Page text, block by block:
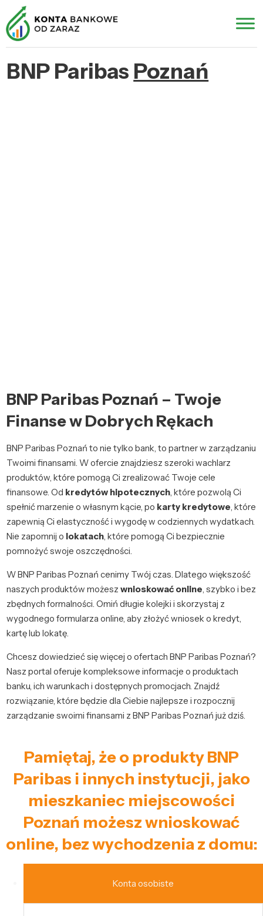
BNP Paribas Poznań
BNP Paribas Poznań – Twoje
Finanse w Dobrych Rękach
BNP Paribas Poznań to nie tylko bank, to partner w zarządzaniu
Twoimi finansami. W ofercie znajdziesz szeroki wachlarz
produktów, które pomogą Ci zrealizować Twoje cele
finansowe. Od kredytów hipotecznych, które pozwolą Ci
spełnić marzenie o własnym kącie, po karty kredytowe, które
zapewnią Ci elastyczność i wygodę w codziennych wydatkach.
Nie zapomnij o lokatach, które pomogą Ci bezpiecznie
pomnożyć swoje oszczędności.
W BNP Paribas Poznań cenimy Twój czas. Dlatego większość
naszych produktów możeszwnioskować online, szybko i bez
zbędnych formalności. Omiń długie kolejki i skorzystaj z
wygodnego formularza online, aby złożyć wniosek o kredyt,
kartę lub lokatę.
Chcesz dowiedzieć się więcej o ofertach BNP Paribas Poznań?
Nasz portal oferuje kompleksowe informacje o produktach
banku, ich warunkach i dostępnych promocjach. Znajdź
rozwiązanie, które będzie dla Ciebie najlepsze i rozpocznij
zarządzanie swoimi finansami z BNP Paribas Poznań już dziś.
Pamiętaj, że o produkty BNP
Paribas i innych instytucji, jako
mieszkaniec miejscowości
Poznań możesz wnioskować
online, bez wychodzenia z domu:
Konta osobiste